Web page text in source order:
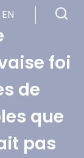
EN
foi
de
que
pas